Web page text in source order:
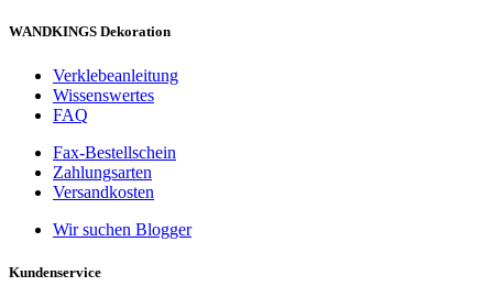
WANDKINGS Dekoration
Verklebeanleitung
Wissenswertes
FAQ
Fax-Bestellschein
Zahlungsarten
Versandkosten
Wir suchen Blogger
Kundenservice